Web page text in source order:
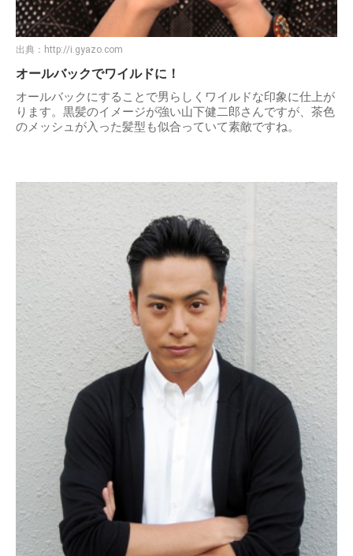
出典： http://i.gyazo.com
オールバックでワイルドに！
オールバックにすることで男らしくワイルドな印象に仕上が
ります。黒髪のイメージが強い山下健二郎さんですが、茶色
のメッシュが入った髪型も似合っていて素敵ですね。